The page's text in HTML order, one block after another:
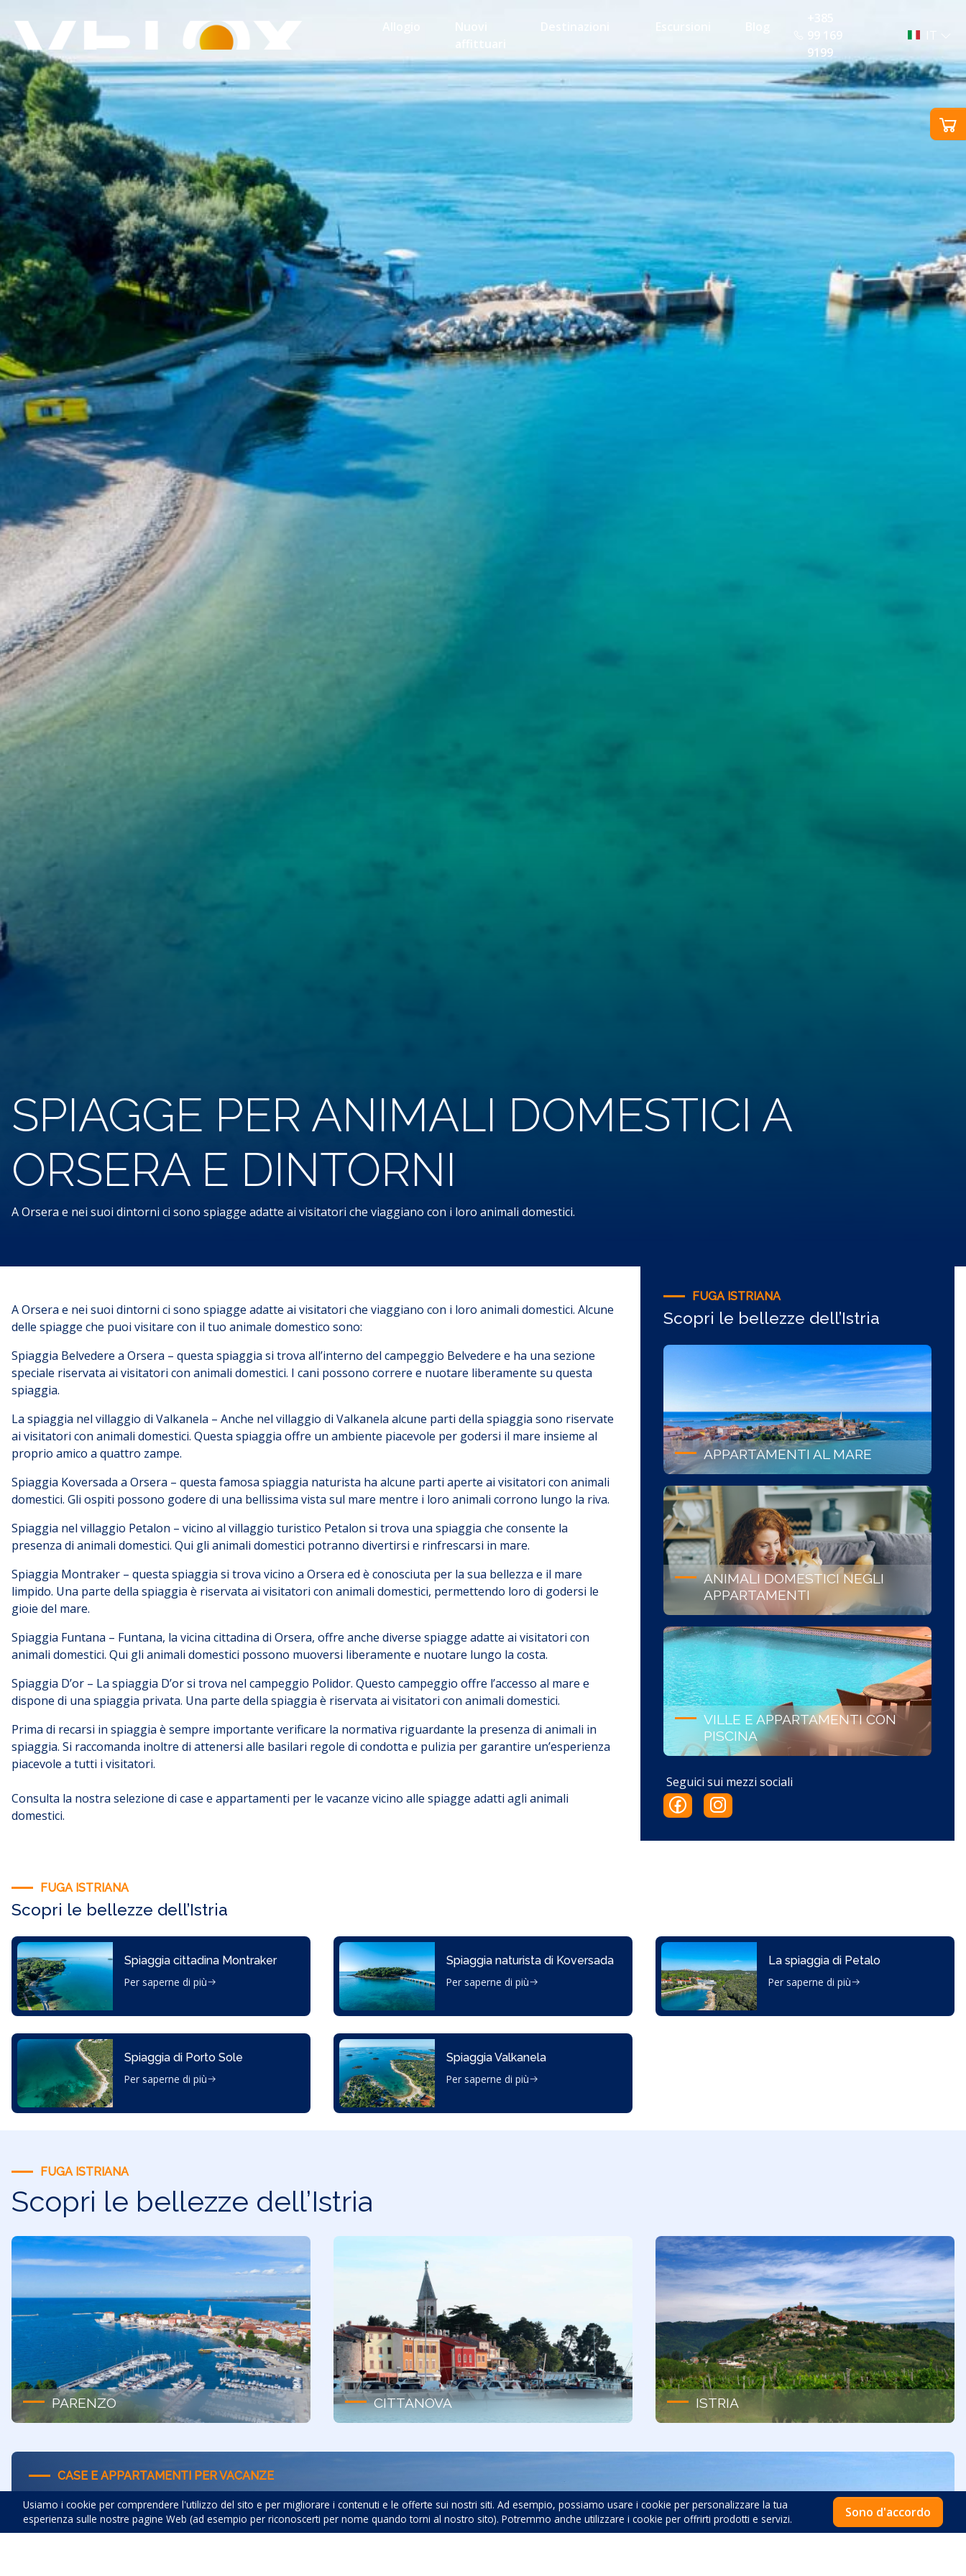
99 169
9199
IT
SPIAGGE PER ANIMALI DOMESTICI A
ORSERA E DINTORNI
A Orsera e nei suoi dintorni ci sono spiagge adatte ai visitatori che viaggiano con i loro animali domestici.
FUGA ISTRIANA
Scopri le bellezze dell’Istria
APPARTAMENTI AL MARE
ANIMALI DOMESTICI NEGLI
APPARTAMENTI
VILLE E APPARTAMENTI CON
PISCINA
Seguici sui mezzi sociali
A Orsera e nei suoi dintorni ci sono spiagge adatte ai visitatori che viaggiano con i loro animali domestici. Alcune
delle spiagge che puoi visitare con il tuo animale domestico sono:
Spiaggia Belvedere a Orsera – questa spiaggia si trova all’interno del campeggio Belvedere e ha una sezione
speciale riservata ai visitatori con animali domestici. I cani possono correre e nuotare liberamente su questa
spiaggia.
La spiaggia nel villaggio di Valkanela – Anche nel villaggio di Valkanela alcune parti della spiaggia sono riservate
ai visitatori con animali domestici. Questa spiaggia offre un ambiente piacevole per godersi il mare insieme al
proprio amico a quattro zampe.
Spiaggia Koversada a Orsera – questa famosa spiaggia naturista ha alcune parti aperte ai visitatori con animali
domestici. Gli ospiti possono godere di una bellissima vista sul mare mentre i loro animali corrono lungo la riva.
Spiaggia nel villaggio Petalon – vicino al villaggio turistico Petalon si trova una spiaggia che consente la
presenza di animali domestici. Qui gli animali domestici potranno divertirsi e rinfrescarsi in mare.
Spiaggia Montraker – questa spiaggia si trova vicino a Orsera ed è conosciuta per la sua bellezza e il mare
limpido. Una parte della spiaggia è riservata ai visitatori con animali domestici, permettendo loro di godersi le
gioie del mare.
Spiaggia Funtana – Funtana, la vicina cittadina di Orsera, offre anche diverse spiagge adatte ai visitatori con
animali domestici. Qui gli animali domestici possono muoversi liberamente e nuotare lungo la costa.
Spiaggia D’or – La spiaggia D’or si trova nel campeggio Polidor. Questo campeggio offre l’accesso al mare e
dispone di una spiaggia privata. Una parte della spiaggia è riservata ai visitatori con animali domestici.
Prima di recarsi in spiaggia è sempre importante verificare la normativa riguardante la presenza di animali in
spiaggia. Si raccomanda inoltre di attenersi alle basilari regole di condotta e pulizia per garantire un’esperienza
piacevole a tutti i visitatori.
Consulta la nostra selezione di case e appartamenti per le vacanze vicino alle spiagge adatti agli animali
domestici.
FUGA ISTRIANA
Scopri le bellezze dell’Istria
Spiaggia cittadina Montraker
Per saperne di più
Spiaggia naturista di Koversada
Per saperne di più
La spiaggia di Petalo
Per saperne di più
Spiaggia di Porto Sole
Per saperne di più
Spiaggia Valkanela
Per saperne di più
FUGA ISTRIANA
Scopri le bellezze dell’Istria
PARENZO CITTANOVA ISTRIA
CASE E APPARTAMENTI PER VACANZE
Case e appartamenti per vacanze
Che tu stia sognando spiagge assolate, città storiche o campagne tranquille, abbiamo la sistemazione ideale per completare la tua perfetta fuga estiva. Date un’occhiata
Usiamo i cookie per comprendere l'utilizzo del sito e per migliorare i contenuti e le offerte sui nostri siti. Ad esempio, possiamo usare i cookie per personalizzare la tua
esperienza sulle nostre pagine Web (ad esempio per riconoscerti per nome quando torni al nostro sito). Potremmo anche utilizzare i cookie per offrirti prodotti e servizi.
Sono d'accordo